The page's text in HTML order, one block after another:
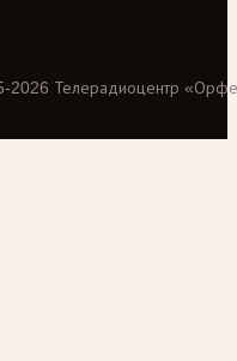
-2026 Телерадиоцентр